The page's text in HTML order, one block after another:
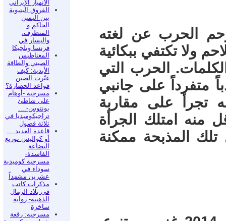
الانهيار الإيراني
الفروق البنيوية
بين اليمين
الحاكم و
المتطرف،
واليسار في
فرنسا وبلجيكا
المغناطيس
الصيني والطاقة
الأبدية: كيف
غيّرت الصين
قواعد الحضارة؟
مسرحية -أوهام
على شاطئ
بونتوس-....
تراجيكوميديا في
ثلاثة فصول
قاعدة العديد ...
أو كواليس توزيع
البضاعة
الفاسدة-
مسرحية كوميدية
سوداء في
عشرين مشهداً
مذكرات كاتب
في بلاد الرمال
الذهبية- رواية
ساخرة
مسرحية: رقعة
الحرب عن لغته
ولا تكتفي ببكائية
الحرب التي
2014 أنجبت أدباً متفرداً على جانبي
تجرأ على مقاربة
منه امتلك الجرأة
المذبحة ممكنة